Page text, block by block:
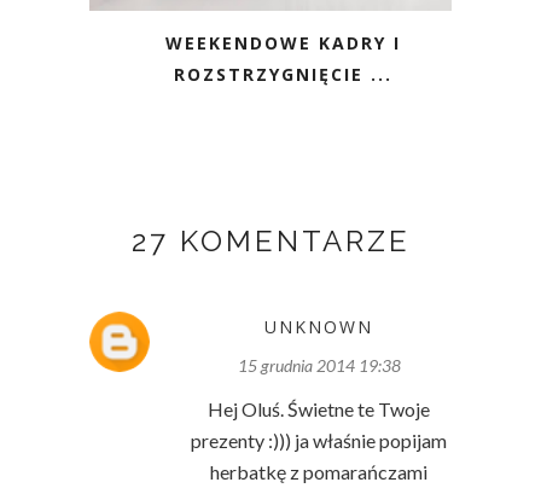
WEEKENDOWE KADRY I
ROZSTRZYGNIĘCIE ...
27 KOMENTARZE
UNKNOWN
15 grudnia 2014 19:38
Hej Oluś. Świetne te Twoje
prezenty :))) ja właśnie popijam
herbatkę z pomarańczami